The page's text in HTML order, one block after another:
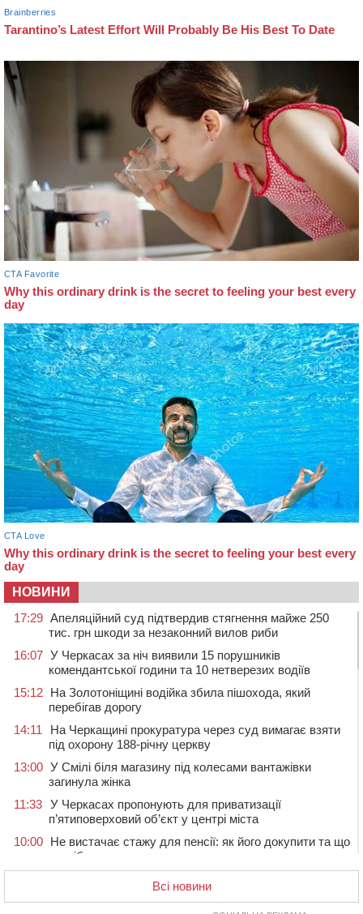
НОВИНИ
17:29 Апеляційний суд підтвердив стягнення майже 250
тис. грн шкоди за незаконний вилов риби
16:07 У Черкасах за ніч виявили 15 порушників
комендантської години та 10 нетверезих водіїв
15:12 На Золотоніщині водійка збила пішохода, який
перебігав дорогу
14:11
На Черкащині прокуратура через суд вимагає взяти
під охорону 188-річну церкву
13:00 У Смілі біля магазину під колесами вантажівки
загинула жінка
11:33 У Черкасах пропонують для приватизації
п’ятиповерховий об’єкт у центрі міста
10:00 Не вистачає стажу для пенсії: як його докупити та що
потрібно знати
У Черкасах виявили низку недоліків у гуртожитку, де
Всі новини